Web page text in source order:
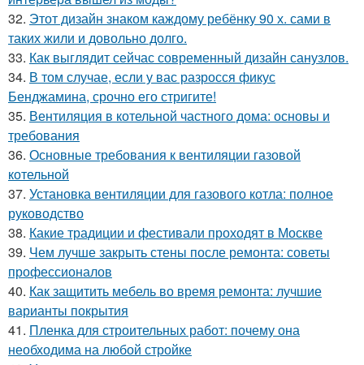
32. Этот дизайн знаком каждому ребёнку 90 х. сами в
таких жили и довольно долго.
33. Как выглядит сейчас современный дизайн санузлов.
34. В том случае, если у вас разросся фикус
Бенджамина, срочно его стригите!
35. Вентиляция в котельной частного дома: основы и
требования
36. Основные требования к вентиляции газовой
котельной
37. Установка вентиляции для газового котла: полное
руководство
38. Какие традиции и фестивали проходят в Москве
39. Чем лучше закрыть стены после ремонта: советы
профессионалов
40. Как защитить мебель во время ремонта: лучшие
варианты покрытия
41. Пленка для строительных работ: почему она
необходима на любой стройке